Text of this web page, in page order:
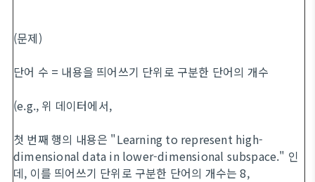
(문제)
단어 수 = 내용을 띄어쓰기 단위로 구분한 단어의 개수
(e.g., 위 데이터에서,
첫 번째 행의 내용은 "Learning to represent high-
dimensional data in lower-dimensional subspace." 인
데, 이를 띄어쓰기 단위로 구분한 단어의 개수는 8,